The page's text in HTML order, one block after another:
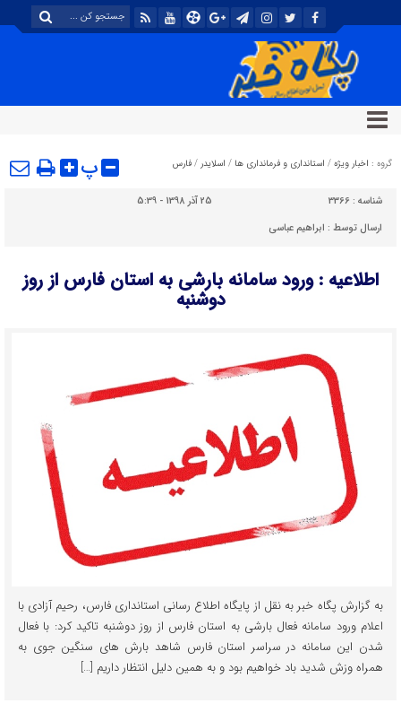
گروه : اخبار ویژه / استانداری و فرمانداری ها / اسلایدر / فارس پ
شناسه : 3366
25 آذر 1398 - 5:39
ارسال توسط : ابراهیم عباسی
اطلاعیه : ورود سامانه بارشی به استان فارس از روز
دوشنبه
به گزارش پگاه خبر به نقل از پایگاه اطلاع رسانی استانداری فارس، رحیم آزادی با
اعلام ورود سامانه فعال بارشی به استان فارس از روز دوشنبه تاکید کرد: با فعال
شدن این سامانه در سراسر استان فارس شاهد بارش های سنگین جوی به
همراه وزش شدید باد خواهیم بود و به همین دلیل انتظار داریم […]